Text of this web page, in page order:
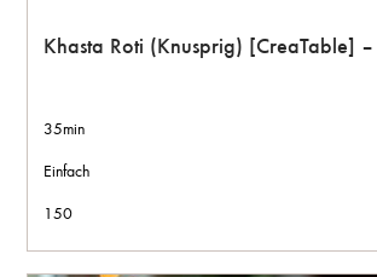
Khasta Roti (Knusprig) [CreaTable]
35min
Einfach
150